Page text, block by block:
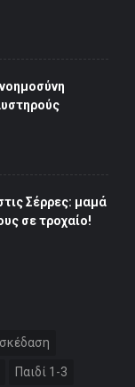
Σέρρες: μαμά
σε τροχαίο!
Παιδί 1-3